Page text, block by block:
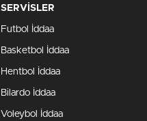
SERVİSLER
Futbol İddaa
Basketbol İddaa
Hentbol İddaa
Bilardo İddaa
Voleybol İddaa